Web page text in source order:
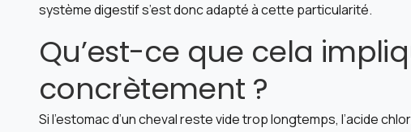
système digestif s’est donc adapté à cette particularité.
Qu’est-ce que cela
concrètement ?
Si l’estomac d’un cheval reste vide trop longtemps, l’acide